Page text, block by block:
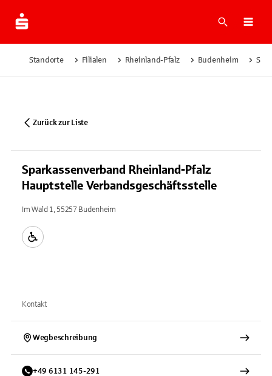
Suche
Standorte Filialen Rheinland-Pfalz Budenheim
Zurück zur Liste
Sparkassenverband Rheinland-Pfalz
Hauptstelle Verbandsgeschäftsstelle
Im Wald 1, 55257 Budenheim
Kontakt
Wegbeschreibung
+49 6131 145-291